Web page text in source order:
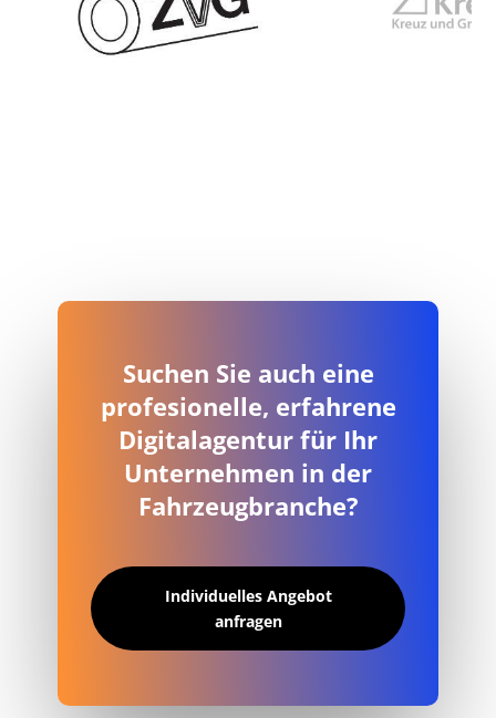
ZVG, Troisdorf bei Köln KREUZMAL
Suchen Sie auch eine
profesionelle, erfahrene
Digitalagentur für Ihr
Unternehmen in der
Fahrzeugbranche?
Individuelles Angebot
anfragen